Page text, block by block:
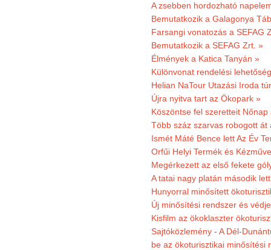
A zsebben hordozható
Bemutatkozik a Galagonya
Farsangi vonatozás a SEFAG
Bemutatkozik a SEFAG Zrt. »
Élmények a Katica Tanyán »
Különvonat rendelési
Helian NaTour Utazási Iroda
Újra nyitva tart az Ökopark »
Köszöntse fel szeretteit
Több száz szarvas robogott át
Ismét Máté Bence lett Az Év
Orfűi Helyi Termék és
Megérkezett az első fekete
A tatai nagy platán második
Hunyorral minősített
Új minősítési rendszer és
Kisfilm az ökoklaszter
Sajtóközlemény - A Dél-
be az ökoturisztikai minősítési